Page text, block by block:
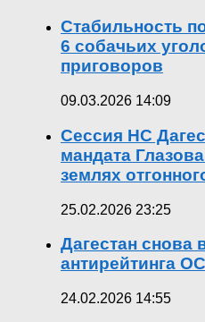
Стабильность
6 собачьих
приговоров
09.03.2026 14:09
Сессия НС
мандата
землях
25.02.2026 23:25
Дагестан снова
антирейтинга
24.02.2026 14:55